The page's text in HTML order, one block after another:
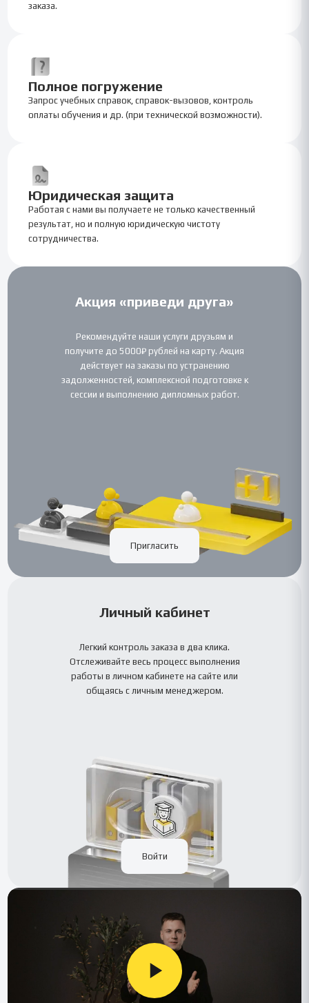
заказа.
Полное погружение
Запрос учебных справок, справок-вызовов, контроль
оплаты обучения и др. (при технической возможности).
Юридическая защита
Работая с нами вы получаете не только качественный
результат, но и полную юридическую чистоту
сотрудничества.
Акция «приведи друга»
Рекомендуйте наши услуги друзьям и
получите до 5000₽ рублей на карту. Акция
действует на заказы по устранению
задолженностей, комплексной подготовке к
сессии и выполнению дипломных работ.
Пригласить
Личный кабинет
Легкий контроль заказа в два клика.
Отслеживайте весь процесс выполнения
работы в личном кабинете на сайте или
общаясь с личным менеджером.
Войти